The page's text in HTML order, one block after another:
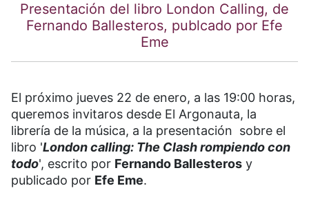
Presentación del libro London Calling, de
Fernando Ballesteros, publcado por Efe
Eme
El próximo jueves 22 de enero, a las 19:00 horas,
queremos invitaros desde El Argonauta, la
librería de la música, a la presentación sobre el
libro 'London calling: The Clash rompiendo con
todo', escrito por Fernando Ballesteros y
publicado por Efe Eme.